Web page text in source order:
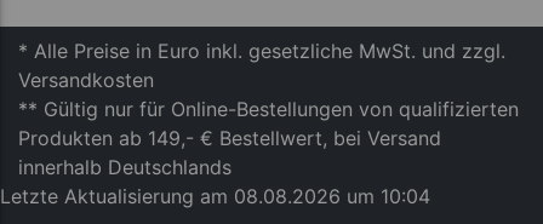
* Alle Preise in Euro inkl. gesetzliche MwSt. und zzgl.
Versandkosten
** Gültig nur für Online-Bestellungen von qualifizierten
Produkten ab 149,- € Bestellwert, bei Versand
innerhalb Deutschlands
Letzte Aktualisierung am 08.08.2026 um 10:04